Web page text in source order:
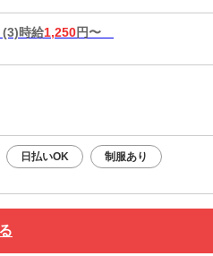
(3)時給1,250円〜
日払いOK 制服あり